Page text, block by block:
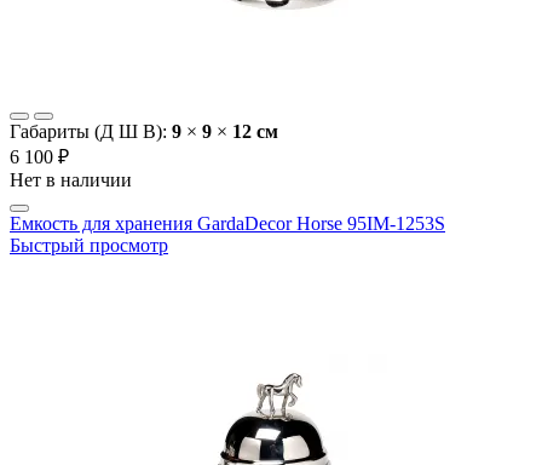
Габариты (Д Ш В): 9 × 9 × 12 cм
6 100 ₽
Нет в наличии
Емкость для хранения GardaDecor Horse 95IM-1253S
Быстрый просмотр